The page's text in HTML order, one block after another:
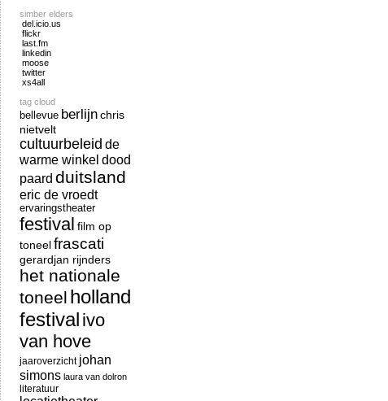
simber elders
del.icio.us
flickr
last.fm
linkedin
moose
twitter
xs4all
tag cloud
bellevue berlijnchris
nietvelt
cultuurbeleid de
warme winkel dood
paard duitsland
eric de vroedt
ervaringstheater
festival film op
toneelfrascati
gerardjan rijnders
het nationale
toneel holland
festival ivo
van hove
jaaroverzicht johan
simons laura van dolron
literatuur